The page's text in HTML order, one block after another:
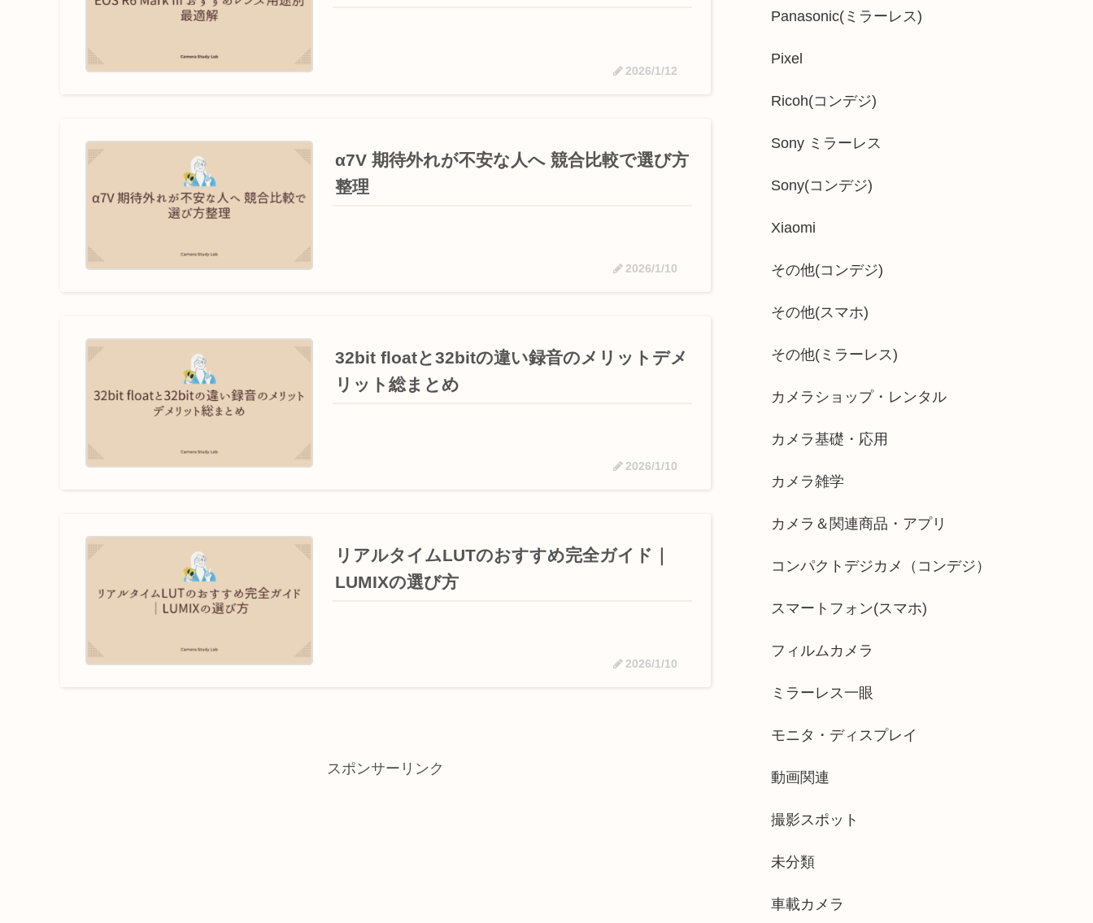
2026/1/12
α7V 期待外れが不安な人へ 競合比較で選び方
整理
2026/1/10
32bit floatと32bitの違い録音のメリットデメ
リット総まとめ
2026/1/10
リアルタイムLUTのおすすめ完全ガイド｜
LUMIXの選び方
2026/1/10
スポンサーリンク
Panasonic(ミラーレス)
Pixel
Ricoh(コンデジ)
Sony ミラーレス
Sony(コンデジ)
Xiaomi
その他(コンデジ)
その他(スマホ)
その他(ミラーレス)
カメラショップ・レンタル
カメラ基礎・応用
カメラ雑学
カメラ＆関連商品・アプリ
コンパクトデジカメ（コンデジ）
スマートフォン(スマホ)
フィルムカメラ
ミラーレス一眼
モニタ・ディスプレイ
動画関連
撮影スポット
未分類
車載カメラ